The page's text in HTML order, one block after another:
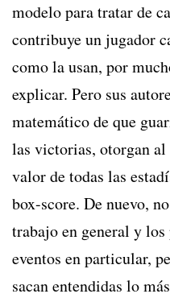
modelo para tratar de
contribuye un jugador
como la usan, por
explicar. Pero sus
matemático de que
las victorias, otorgan
valor de todas las
box-score. De nuevo,
trabajo en general y los
eventos en particular,
sacan entendidas lo